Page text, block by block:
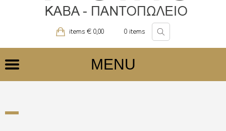
items € 0,00 0 items
MENU